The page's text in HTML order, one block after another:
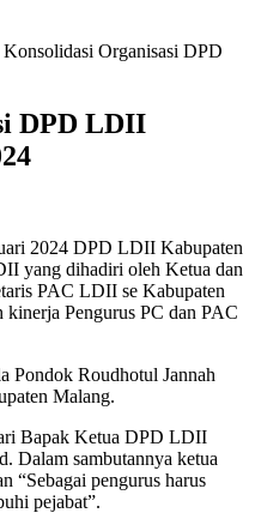
Konsolidasi Organisasi DPD
DPD LDII
2024 DPD LDII Kabupaten
yang dihadiri oleh Ketua dan
PAC LDII se Kabupaten
Pengurus PC dan PAC
Pondok Roudhotul Jannah
Malang.
Bapak Ketua DPD LDII
Dalam sambutannya ketua
“Sebagai pengurus harus
pejabat”.